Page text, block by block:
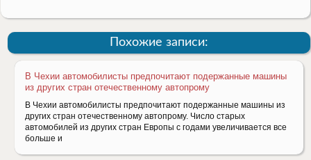
Похожие записи:
В Чехии автомобилисты предпочитают подержанные машины
из других стран отечественному автопрому
В Чехии автомобилисты предпочитают подержанные машины из
других стран отечественному автопрому. Число старых
автомобилей из других стран Европы с годами увеличивается все
больше и